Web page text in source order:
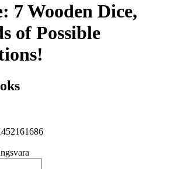
7 Wooden Dice,
of Possible